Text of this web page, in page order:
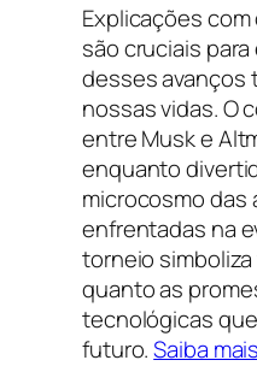
Explicações
são cruciais
desses avanços
nossas vidas. O
entre Musk e
enquanto
microcosmo das
enfrentadas na
torneio
quanto as
tecnológicas
futuro.Saiba